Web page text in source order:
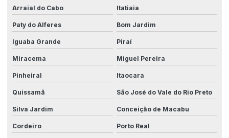
Fabricantes de robôs industriais
Industrias fabricantes de maquinas
Integração com sistemas
Integração de sistemas de automação
Integração de sistemas automatizados
Integração de sistemas e dados
Integração de sistemas para indústrias
Integração de software industrial
Arraial do Cabo Itatiaia
Paty do Alferes Bom Jardim
Iguaba Grande Piraí
Miracema Miguel Pereira
Pinheiral Itaocara
Quissamã São José do Vale do Rio Preto
Silva Jardim Conceição de Macabu
Cordeiro Porto Real